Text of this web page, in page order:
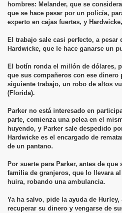
hombres: Melander, que se
que se hace pasar por un policía,
experto en cajas fuertes, y
El trabajo sale casi perfecto, a pesar
Hardwicke, que le hace ganarse un
El botín ronda el millón de dólares,
que sus compañeros con ese dinero
siguiente trabajo, un robo de altos
(Florida).
Parker no está interesado en
parte, comienza una pelea en el
huyendo, y Parker sale despedido
Hardwicke es el encargado de
de un pantano.
Por suerte para Parker, antes de que
familia de granjeros, que lo llevara
huira, robando una ambulancia.
Ya ha salvo, pide la ayuda de
recuperar su dinero y vengarse de